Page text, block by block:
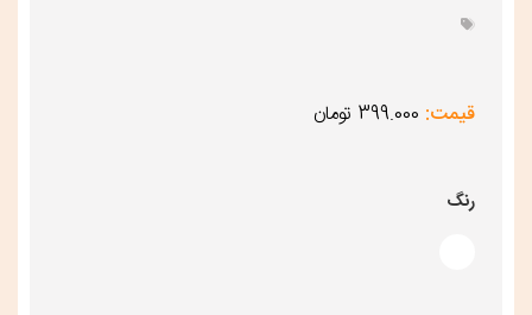
قیمت: 399.000 تومان
رنگ